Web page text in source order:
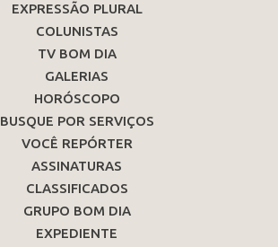
EXPRESSÃO PLURAL
COLUNISTAS
TV BOM DIA
GALERIAS
HORÓSCOPO
BUSQUE POR SERVIÇOS
VOCÊ REPÓRTER
ASSINATURAS
CLASSIFICADOS
GRUPO BOM DIA
EXPEDIENTE